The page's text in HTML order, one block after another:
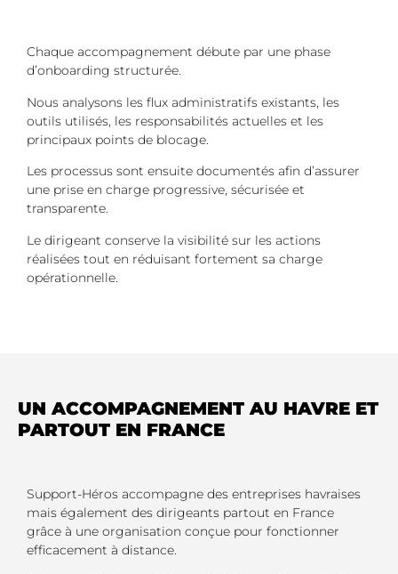
Chaque accompagnement débute par une phase
d’onboarding structurée.
Nous analysons les flux administratifs existants, les
outils utilisés, les responsabilités actuelles et les
principaux points de blocage.
Les processus sont ensuite documentés afin d’assurer
une prise en charge progressive, sécurisée et
transparente.
Le dirigeant conserve la visibilité sur les actions
réalisées tout en réduisant fortement sa charge
opérationnelle.
UN ACCOMPAGNEMENT AU HAVRE ET
PARTOUT EN FRANCE
Support-Héros accompagne des entreprises havraises
mais également des dirigeants partout en France
grâce à une organisation conçue pour fonctionner
efficacement à distance.